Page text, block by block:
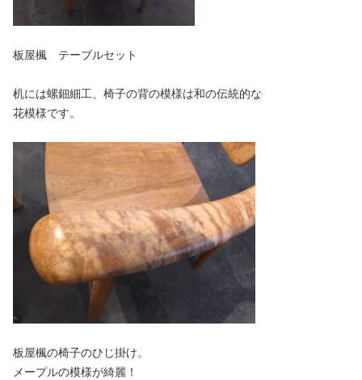
板屋楓 テーブルセット
机には螺鈿細工、椅子の背の模様は和の伝統的な
花模様です。
板屋楓の椅子のひじ掛け。
メープルの模様が綺麗！